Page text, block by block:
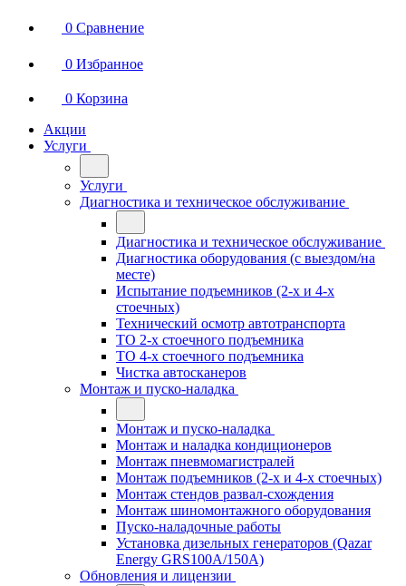
0 Сравнение
0 Избранное
0 Корзина
Акции
Услуги
Услуги
Диагностика и техническое обслуживание
Диагностика и техническое обслуживание
Диагностика оборудования (с выездом/на
месте)
Испытание подъемников (2-х и 4-х
стоечных)
Технический осмотр автотранспорта
ТО 2-х стоечного подъемника
ТО 4-х стоечного подъемника
Чистка автосканеров
Монтаж и пуско-наладка
Монтаж и пуско-наладка
Монтаж и наладка кондиционеров
Монтаж пневмомагистралей
Монтаж подъемников (2-х и 4-х стоечных)
Монтаж стендов развал-схождения
Монтаж шиномонтажного оборудования
Пуско-наладочные работы
Установка дизельных генераторов (Qazar
Energy GRS100A/150A)
Обновления и лицензии